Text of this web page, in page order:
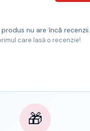
nu are încă recenzii.
care lasă o recenzie!
🎁